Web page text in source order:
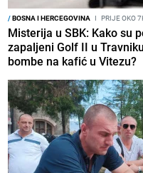
/BOSNA I HERCEGOVINA I PRIJE OKO
Misterija u SBK: Kako su
zapaljeni Golf II u
bombe na kafić u Vitezu?